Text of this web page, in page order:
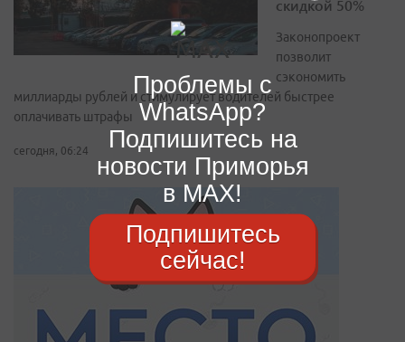
скидкой 50%
Законопроект
позволит
сэкономить
миллиарды рублей и стимулирует водителей быстрее
оплачивать штрафы
сегодня, 06:24
Проблемы с
WhatsApp?
Подпишитесь на
новости Приморья
в MAX!
Подпишитесь
сейчас!